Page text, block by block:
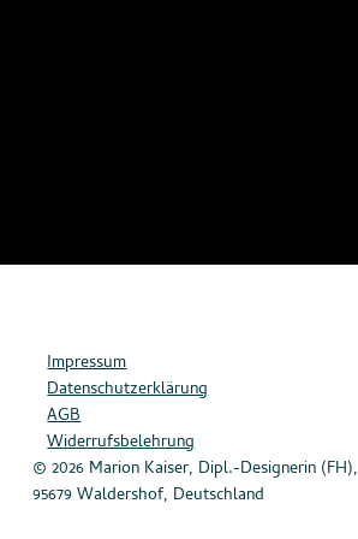
Impressum
Datenschutzerklärung
AGB
Widerrufsbelehrung
© 2026 Marion Kaiser, Dipl.-Designerin (FH),
95679 Waldershof, Deutschland